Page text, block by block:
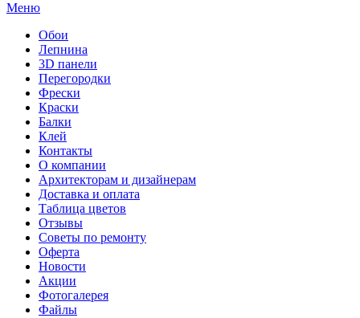
Меню
Обои
Лепнина
3D панели
Перегородки
Фрески
Краски
Балки
Клей
Контакты
О компании
Архитекторам и дизайнерам
Доставка и оплата
Таблица цветов
Отзывы
Советы по ремонту
Оферта
Новости
Акции
Фотогалерея
Файлы